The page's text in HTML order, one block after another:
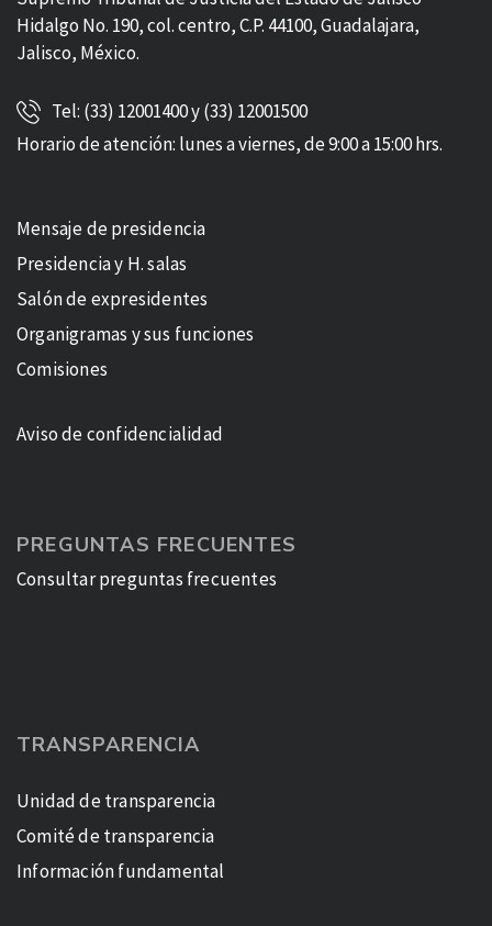
Hidalgo No. 190, col. centro, C.P. 44100, Guadalajara,
Jalisco, México.
Tel: (33) 12001400 y (33) 12001500
Horario de atención: lunes a viernes, de 9:00 a 15:00 hrs.
Mensaje de presidencia
Presidencia y H. salas
Salón de expresidentes
Organigramas y sus funciones
Comisiones
Aviso de confidencialidad
PREGUNTAS FRECUENTES
Consultar preguntas frecuentes
TRANSPARENCIA
Unidad de transparencia
Comité de transparencia
Información fundamental